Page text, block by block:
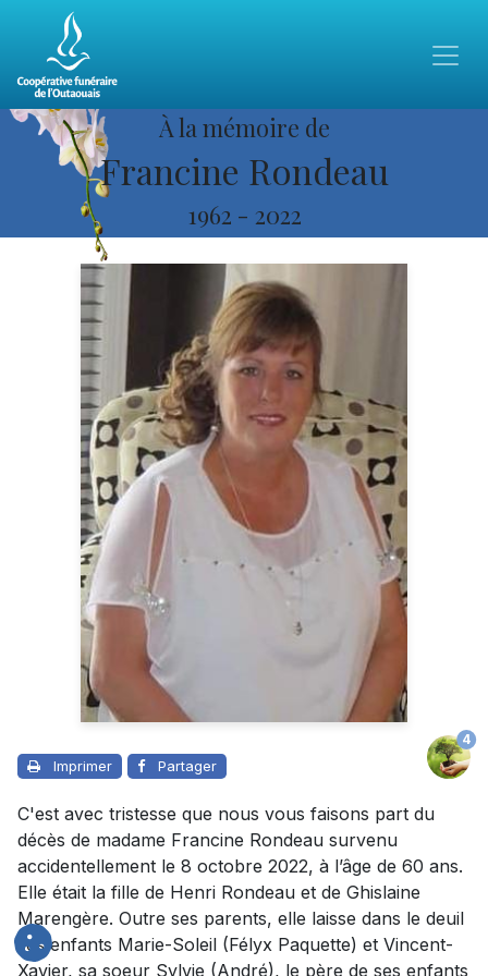
À la mémoire de
Francine Rondeau
1962 - 2022
Imprimer Partager
4
C'est avec tristesse que nous vous faisons part du
décès de madame Francine Rondeau survenu
accidentellement le 8 octobre 2022, à l’âge de 60 ans.
Elle était la fille de Henri Rondeau et de Ghislaine
Marengère. Outre ses parents, elle laisse dans le deuil
ses enfants Marie-Soleil (Félyx Paquette) et Vincent-
Xavier, sa soeur Sylvie (André), le père de ses enfants